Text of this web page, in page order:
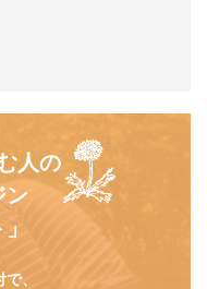
人の
ン
、